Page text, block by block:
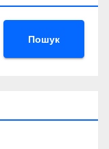
Пошук